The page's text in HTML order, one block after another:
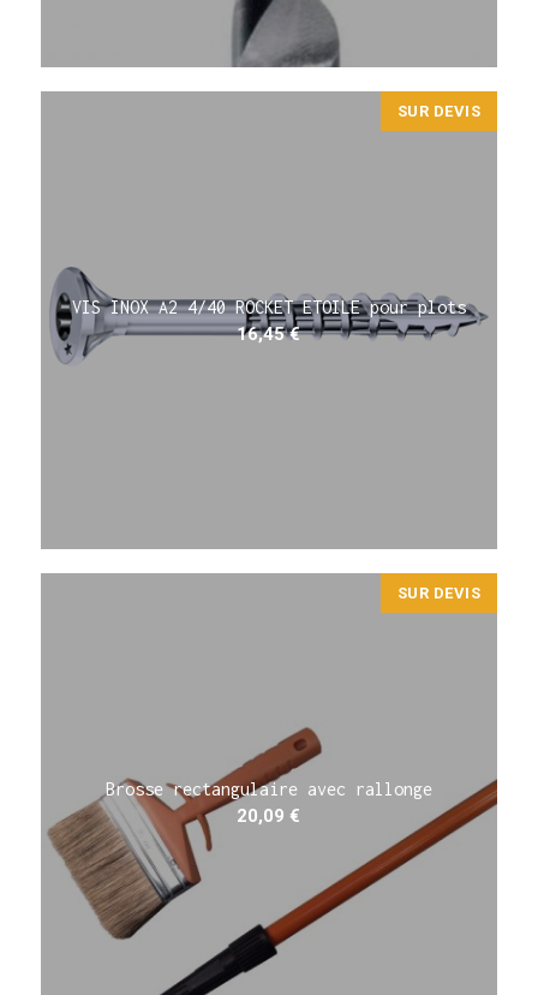
SUR DEVIS
VIS INOX A2 4/40 ROCKET ETOILE pour plots
16,45€
SUR DEVIS
Brosse rectangulaire avec rallonge
20,09 €